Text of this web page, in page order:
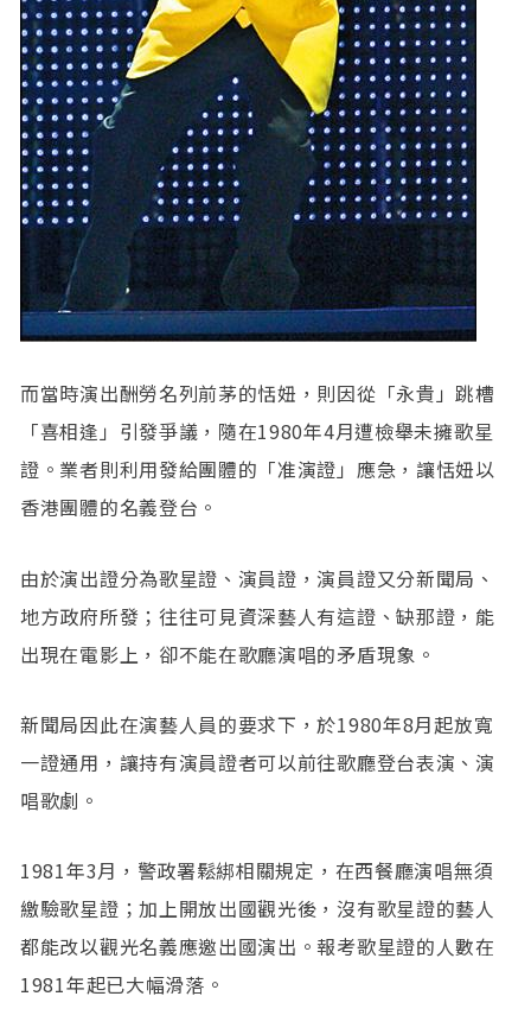
而當時演出酬勞名列前茅的恬妞，則因從「永貴」跳槽
「喜相逢」引發爭議，隨在1980年4月遭檢舉未擁歌星
證。業者則利用發給團體的「准演證」應急，讓恬妞以
香港團體的名義登台。
由於演出證分為歌星證、演員證，演員證又分新聞局、
地方政府所發；往往可見資深藝人有這證、缺那證，能
出現在電影上，卻不能在歌廳演唱的矛盾現象。
新聞局因此在演藝人員的要求下，於1980年8月起放寬
一證通用，讓持有演員證者可以前往歌廳登台表演、演
唱歌劇。
1981年3月，警政署鬆綁相關規定，在西餐廳演唱無須
繳驗歌星證；加上開放出國觀光後，沒有歌星證的藝人
都能改以觀光名義應邀出國演出。報考歌星證的人數在
1981年起已大幅滑落。